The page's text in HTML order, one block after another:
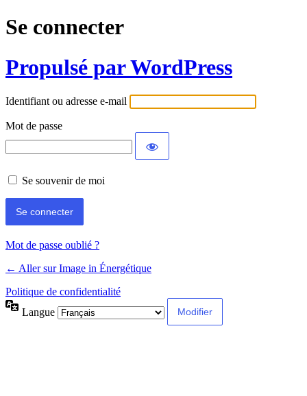
Se connecter
Propulsé par WordPress
Identifiant ou adresse e-mail
Mot de passe
Se souvenir de moi
Mot de passe oublié ?
← Aller sur Image in Énergétique
Politique de confidentialité
Langue